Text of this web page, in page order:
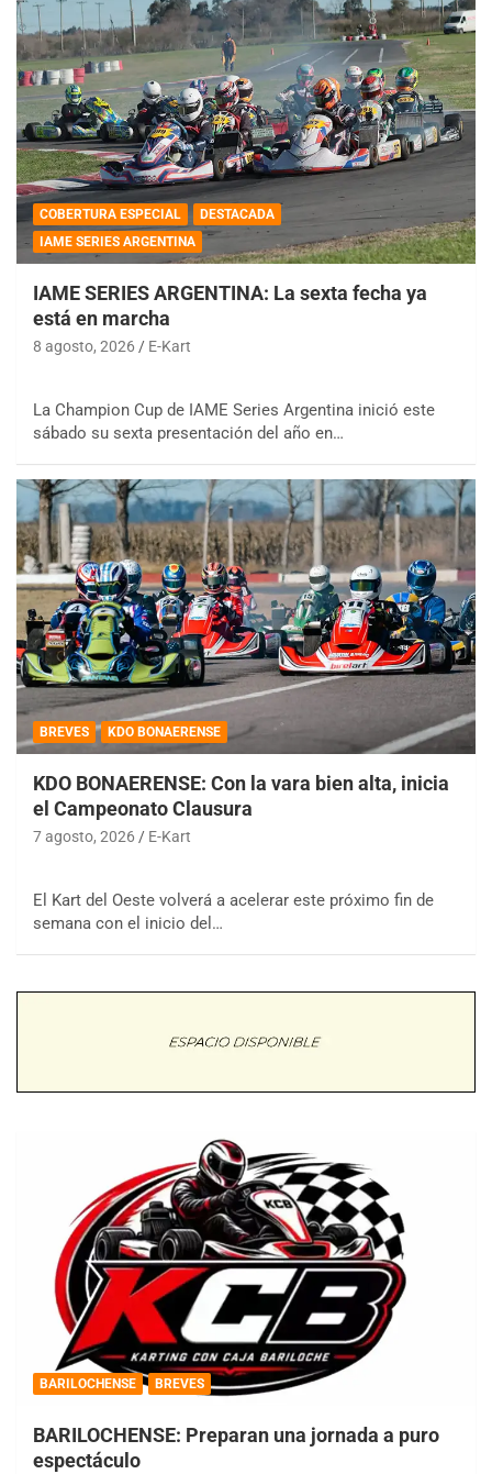
COBERTURA ESPECIAL
DESTACADA
IAME SERIES ARGENTINA
IAME SERIES ARGENTINA: La sexta fecha ya
está en marcha
8 agosto, 2026 E-Kart
La Champion Cup de IAME Series Argentina inició este
sábado su sexta presentación del año en…
BREVES KDO BONAERENSE
KDO BONAERENSE: Con la vara bien alta, inicia
el Campeonato Clausura
7 agosto, 2026 E-Kart
El Kart del Oeste volverá a acelerar este próximo fin de
semana con el inicio del…
BARILOCHENSE BREVES
BARILOCHENSE: Preparan una jornada a puro
espectáculo